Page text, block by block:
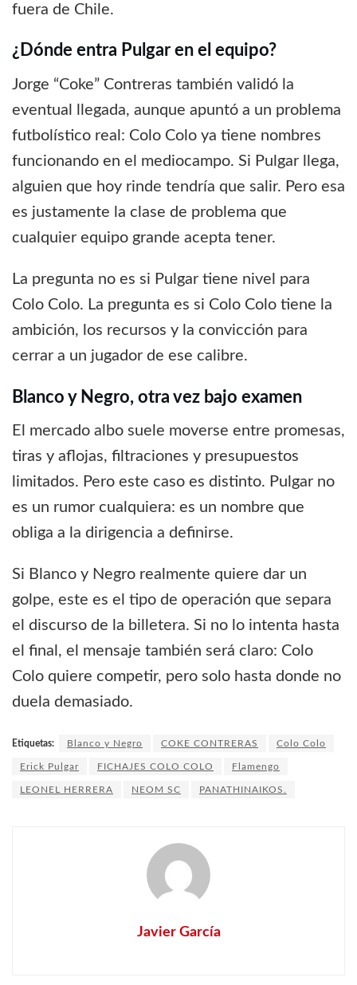
fuera de Chile.
¿Dónde entra Pulgar en el equipo?
Jorge “Coke” Contreras también validó la
eventual llegada, aunque apuntó a un problema
futbolístico real: Colo Colo ya tiene nombres
funcionando en el mediocampo. Si Pulgar llega,
alguien que hoy rinde tendría que salir. Pero esa
es justamente la clase de problema que
cualquier equipo grande acepta tener.
La pregunta no es si Pulgar tiene nivel para
Colo Colo. La pregunta es si Colo Colo tiene la
ambición, los recursos y la convicción para
cerrar a un jugador de ese calibre.
Blanco y Negro, otra vez bajo examen
El mercado albo suele moverse entre promesas,
tiras y aflojas, filtraciones y presupuestos
limitados. Pero este caso es distinto. Pulgar no
es un rumor cualquiera: es un nombre que
obliga a la dirigencia a definirse.
Si Blanco y Negro realmente quiere dar un
golpe, este es el tipo de operación que separa
el discurso de la billetera. Si no lo intenta hasta
el final, el mensaje también será claro: Colo
Colo quiere competir, pero solo hasta donde no
duela demasiado.
Etiquetas: Blanco y Negro COKE CONTRERAS Colo Colo
Erick Pulgar FICHAJES COLO COLO Flamengo
LEONEL HERRERA NEOM SC PANATHINAIKOS.
Javier García